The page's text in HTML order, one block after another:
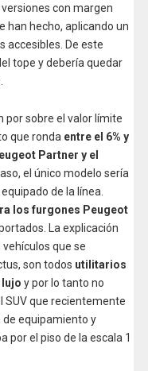
con margen
han hecho, aplicando un
accesibles. De este
tope y debería quedar
por sobre el valor límite
que ronda entre el 6% y
Partner y el
el único modelo sería
de la línea.
los furgones Peugeot
La explicación
que se
son todos utilitarios
lujo y por lo tanto no
SUV que recientemente
de equipamiento y
por el piso de la escala 1